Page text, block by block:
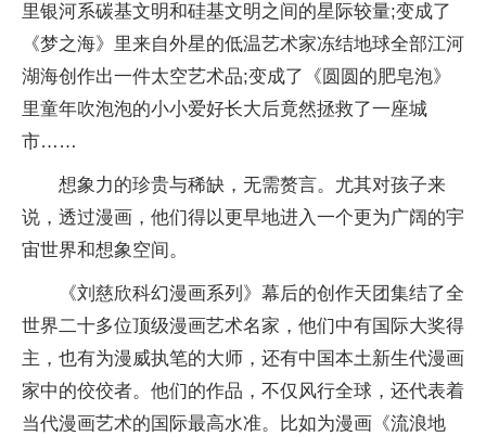
里银河系碳基文明和硅基文明之间的星际较量;变成了
《梦之海》里来自外星的低温艺术家冻结地球全部江河
湖海创作出一件太空艺术品;变成了《圆圆的肥皂泡》
里童年吹泡泡的小小爱好长大后竟然拯救了一座城
市……
想象力的珍贵与稀缺，无需赘言。尤其对孩子来
说，透过漫画，他们得以更早地进入一个更为广阔的宇
宙世界和想象空间。
《刘慈欣科幻漫画系列》幕后的创作天团集结了全
世界二十多位顶级漫画艺术名家，他们中有国际大奖得
主，也有为漫威执笔的大师，还有中国本土新生代漫画
家中的佼佼者。他们的作品，不仅风行全球，还代表着
当代漫画艺术的国际最高水准。比如为漫画《流浪地